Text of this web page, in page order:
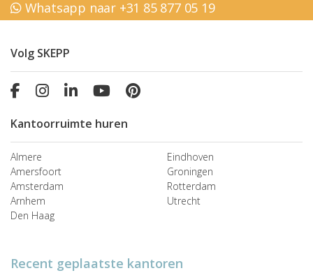
Whatsapp naar +31 85 877 05 19
Volg SKEPP
Kantoorruimte huren
Almere
Amersfoort
Amsterdam
Arnhem
Den Haag
Eindhoven
Groningen
Rotterdam
Utrecht
Recent geplaatste kantoren